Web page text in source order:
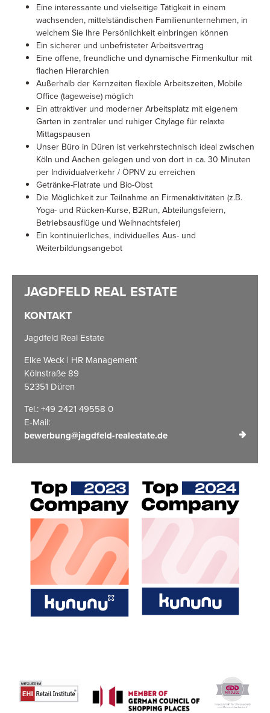
Eine interessante und vielseitige Tätigkeit in einem
wachsenden, mittelständischen Familienunternehmen, in
welchem Sie Ihre Persönlichkeit einbringen können
Ein sicherer und unbefristeter Arbeitsvertrag
Eine offene, freundliche und dynamische Firmenkultur mit
flachen Hierarchien
Außerhalb der Kernzeiten flexible Arbeitszeiten, Mobile
Office (tageweise) möglich
Ein attraktiver und moderner Arbeitsplatz mit eigenem
Garten in zentraler und ruhiger Citylage für relaxte
Mittagspausen
Unser Büro in Düren ist verkehrstechnisch ideal zwischen
Köln und Aachen gelegen und von dort in ca. 30 Minuten
per Individualverkehr / ÖPNV zu erreichen
Getränke-Flatrate und Bio-Obst
Die Möglichkeit zur Teilnahme an Firmenaktivitäten (z.B.
Yoga- und Rücken-Kurse, B2Run, Abteilungsfeiern,
Betriebsausflüge und Weihnachtsfeier)
Ein kontinuierliches, individuelles Aus- und
Weiterbildungsangebot
KONTAKT
Jagdfeld Real Estate
Elke Weck | HR Management
Kölnstraße 89
52351 Düren
Tel.: +49 2421 49558 0
E-Mail:
bewerbung@jagdfeld-realestate.de